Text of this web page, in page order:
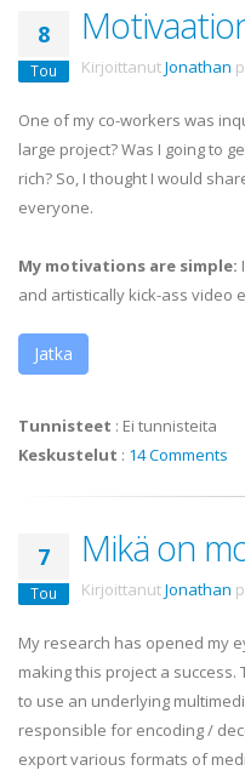
8
Tou KirjoittanutJonathan
One of my co-workers was
large project? Was I going to
rich? So, I thought I would
everyone.
My motivations are simple:
and artistically kick-ass video
Jatka
Tunnisteet : Ei tunnisteita
Keskustelut : 14 Comments
7
Tou
Mikä on
KirjoittanutJonathan
My research has opened my
making this project a
to use an underlying
responsible for encoding /
export various formats of